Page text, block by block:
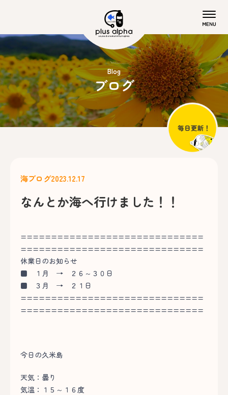
Blog
ブログ
海ブログ2023.12.17
なんとか海へ行けました！！
==============================
==============================
休業日のお知らせ
■ １月 → ２６～３０日
■ ３月 → ２１日
==============================
==============================
今日の久米島
天気：曇り
気温：１５～１６度